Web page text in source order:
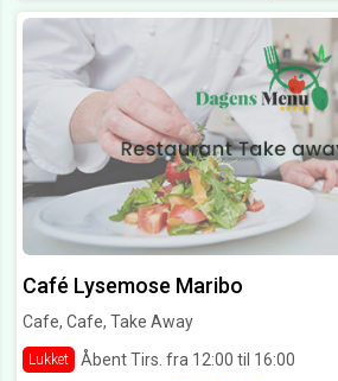
Café Lysemose Maribo
Cafe, Cafe, Take Away
Lukket Åbent Tirs. fra 12:00 til 16:00